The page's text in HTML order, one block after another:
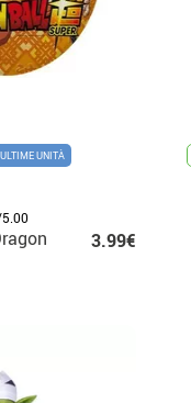
ULTIME UNITÀ
3.99€